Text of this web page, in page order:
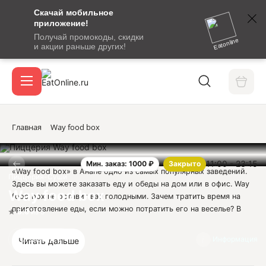
Скачай мобильное
приложение!
Получай промокоды, скидки
и акции раньше других!
Eatonline
сообщение
кодом
подтверждения
Вход / регистрация
Акции
Главная Way food box
Мин. заказ: 1000 ₽ Закрыто 11:00 - 23:15
Пиццерия-Суши
Way food box
5.0 из 5
Отзывы 5
«Way food box» в Анапе одно из самых популярных заведений.
Здесь вы можете заказать еду и обеды на дом или в офис. Way
food box не оставит вас голодными. Зачем тратить время на
приготовление еды, если можно потратить его на веселье? В
японской кухни, свежие полезные салаты и даже десерты.
Читать дальше